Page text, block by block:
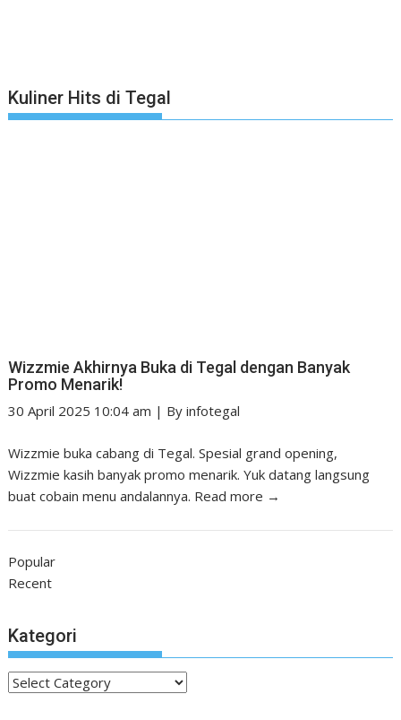
Kuliner Hits di Tegal
Wizzmie Akhirnya Buka di Tegal dengan Banyak
Promo Menarik!
30 April 2025 10:04 am | Byinfotegal
Wizzmie buka cabang di Tegal. Spesial grand opening,
Wizzmie kasih banyak promo menarik. Yuk datang langsung
buat cobain menu andalannya. Read more →
Popular
Recent
Kategori
Kategori